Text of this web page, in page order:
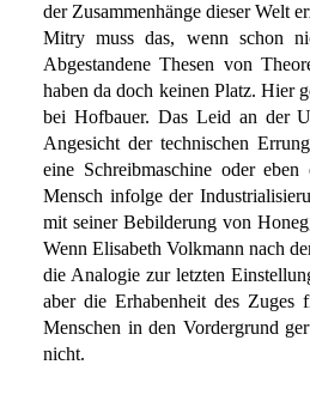
der Zusammenhänge dieser Welt
Mitry muss das, wenn schon
Abgestandene Thesen von
haben da doch keinen Platz. Hier
bei Hofbauer. Das Leid an der
Angesicht der technischen
eine Schreibmaschine oder
Mensch infolge der
mit seiner Bebilderung von
Wenn Elisabeth Volkmann nach
die Analogie zur letzten
aber die Erhabenheit des
Menschen in den Vordergrund
nicht.